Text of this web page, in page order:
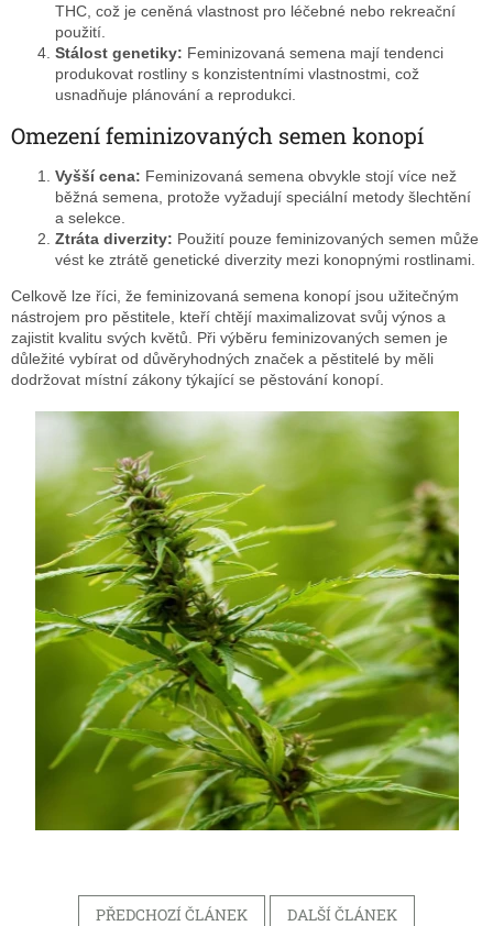
THC, což je ceněná vlastnost pro léčebné nebo rekreační
použití.
Stálost genetiky: Feminizovaná semena mají tendenci
produkovat rostliny s konzistentními vlastnostmi, což
usnadňuje plánování a reprodukci.
Omezení feminizovaných semen konopí
Vyšší cena: Feminizovaná semena obvykle stojí více než
běžná semena, protože vyžadují speciální metody šlechtění
a selekce.
Ztráta diverzity: Použití pouze feminizovaných semen může
vést ke ztrátě genetické diverzity mezi konopnými rostlinami.
Celkově lze říci, že feminizovaná semena konopí jsou užitečným
nástrojem pro pěstitele, kteří chtějí maximalizovat svůj výnos a
zajistit kvalitu svých květů. Při výběru feminizovaných semen je
důležité vybírat od důvěryhodných značek a pěstitelé by měli
dodržovat místní zákony týkající se pěstování konopí.
PŘEDCHOZÍ ČLÁNEK DALŠÍ ČLÁNEK